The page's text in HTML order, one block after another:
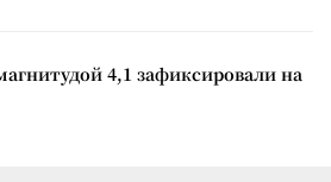
4,1 зафиксировали на